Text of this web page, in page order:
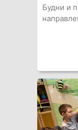
Будни и